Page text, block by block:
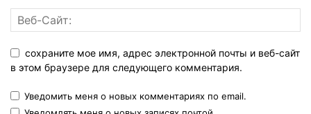
сохраните мое имя, адрес электронной почты и веб-сайт
в этом браузере для следующего комментария.
Уведомить меня о новых комментариях по email.